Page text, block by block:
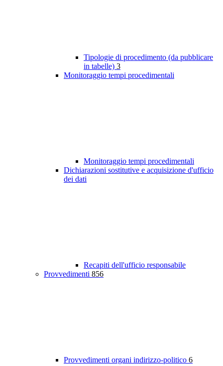
Tipologie di procedimento (da pubblicare
in tabelle) 3
Monitoraggio tempi procedimentali
Monitoraggio tempi procedimentali
Dichiarazioni sostitutive e acquisizione d'ufficio
dei dati
Recapiti dell'ufficio responsabile
Provvedimenti 856
Provvedimenti organi indirizzo-politico 6